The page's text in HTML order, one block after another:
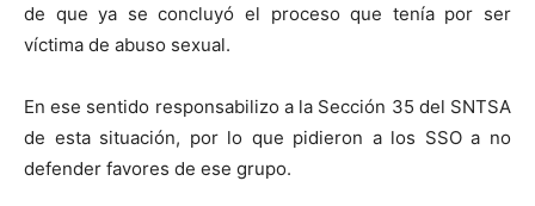
de que ya se concluyó el proceso que tenía por ser
víctima de abuso sexual.
En ese sentido responsabilizo a la Sección 35 del SNTSA
de esta situación, por lo que pidieron a los SSO a no
defender favores de ese grupo.